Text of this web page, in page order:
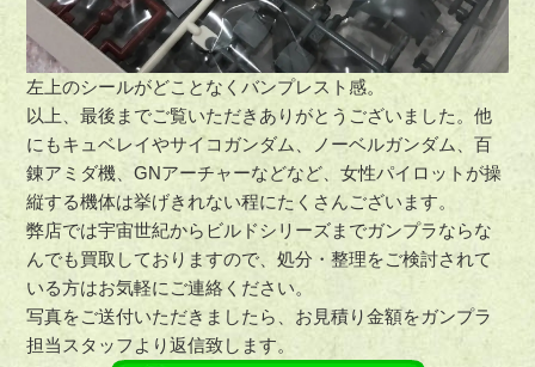
左上のシールがどことなくバンプレスト感。
以上、最後までご覧いただきありがとうございました。他
にもキュベレイやサイコガンダム、ノーベルガンダム、百
錬アミダ機、GNアーチャーなどなど、女性パイロットが操
縦する機体は挙げきれない程にたくさんございます。
弊店では宇宙世紀からビルドシリーズまでガンプラならな
んでも買取しておりますので、処分・整理をご検討されて
いる方はお気軽にご連絡ください。
写真をご送付いただきましたら、お見積り金額をガンプラ
担当スタッフより返信致します。